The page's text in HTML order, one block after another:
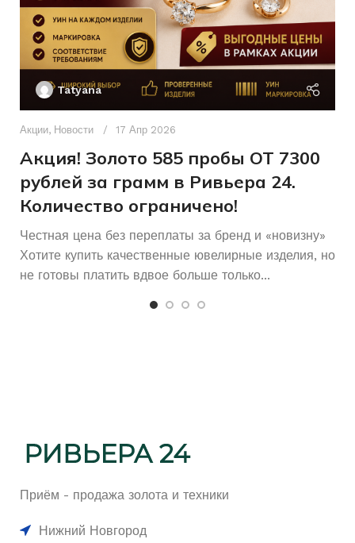
ДЛЯ КОГО Женщинам
СОСТОЯНИЕ Б/У
КОЛИЧЕСТВО КАМНЕЙ
ДЛЯ КОГО Женщинам
Tatyana
Акции, Новости 17 Апр 2026
Акция! Золото 585 пробы ОТ 7300
рублей за грамм в Ривьера 24.
Количество ограничено!
Честная цена без переплаты за бренд и «новизну»
Хотите купить качественные ювелирные изделия, но
не готовы платить вдвое больше только...
Приём - продажа золота и техники
Нижний Новгород